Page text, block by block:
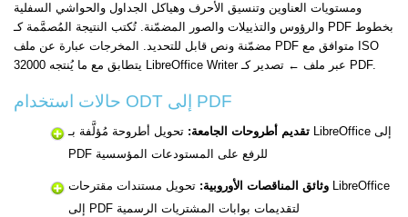
ومستويات العناوين وتنسيق الأحرف وهياكل الجداول والحواشي السفلية
والرؤوس والتذييلات والصور المضمّنة. تُكتب النتيجة المُصمَّمة كـ PDF بخطوط
مضمّنة ونص قابل للتحديد. المخرجات عبارة عن ملف PDF متوافق مع ISO
32000 يتطابق مع ما يُنتجه LibreOffice Writer عبر ملف ← تصدير كـ PDF.
حالات استخدام ODT إلى PDF
تقديم أطروحات الجامعة: تحويل أطروحة مُؤلَّفة بـ LibreOffice إلى
PDF للرفع على المستودعات المؤسسية
وثائق المناقصات الأوروبية: تحويل مستندات مقترحات LibreOffice
إلى PDF لتقديمات بوابات المشتريات الرسمية